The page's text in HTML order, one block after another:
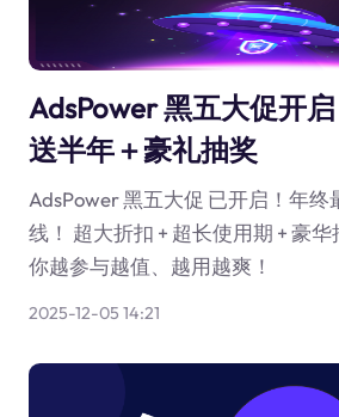
AdsPower 黑五大促开
送半年＋豪礼抽奖
AdsPower 黑五大促 已开启！年终
线！ 超大折扣 + 超长使用期 + 豪
你越参与越值、越用越爽！
2025-12-05 14:21